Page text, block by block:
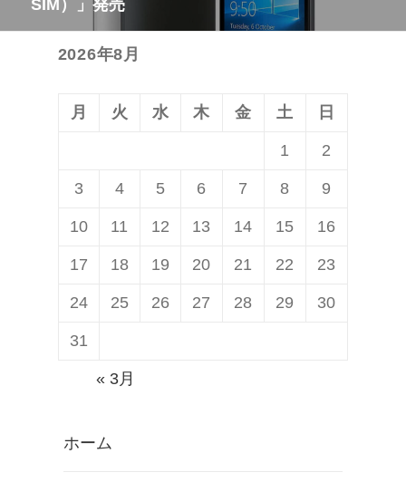
の
投
SIM）」発売
2026年8月
月 火 水 木 金 土 日
1 2
3 4 5 6 7 8 9
10 11 12 13 14 15 16
17 18 19 20 21 22 23
24 25 26 27 28 29 30
31
« 3月
ホーム